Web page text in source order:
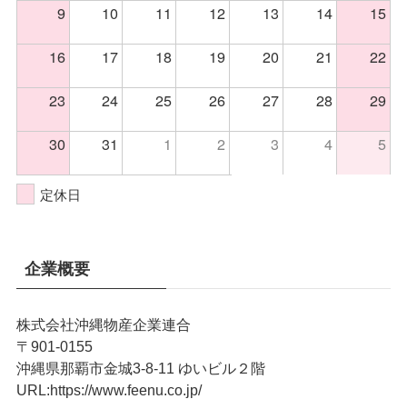
9
10 11 12 13 14
15
16
17 18 19 20 21
22
23
24 25 26 27 28
29
30
31 1 2 3 4 5
定休日
企業概要
株式会社沖縄物産企業連合
〒901-0155
沖縄県那覇市金城3-8-11 ゆいビル２階
URL:https://www.feenu.co.jp/